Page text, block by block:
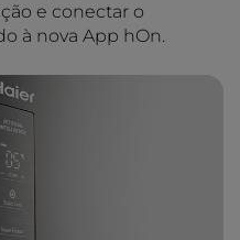
e conectar o
à nova App hOn.